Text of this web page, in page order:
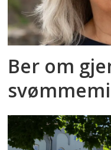
Ber om